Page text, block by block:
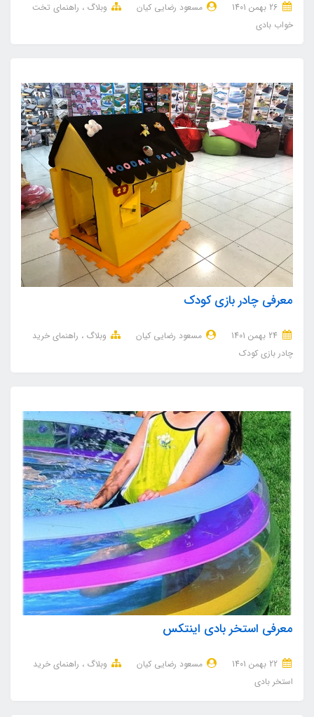
مسعود رضایی کیان وبلاگ
راهنمای تخت
خواب بادی
معرفی چادر بازی کودک
مسعود رضایی کیان وبلاگ
راهنمای خرید
چادر بازی کودک
معرفی استخر بادی اینتکس
مسعود رضایی کیان وبلاگ
راهنمای خرید
استخر بادی